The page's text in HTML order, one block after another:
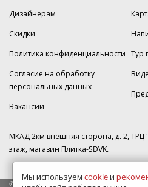
Дизайнерам
Скидки
Политика конфиденциальности
Согласие на обработку
персональных данных
Вакансии
Тур
МКАД 2км внешняя сторона, д. 2, ТРЦ
этаж, магазин Плитка-SDVK.
© 2009—2026 г. Все права защищены
Мы используем cookieи